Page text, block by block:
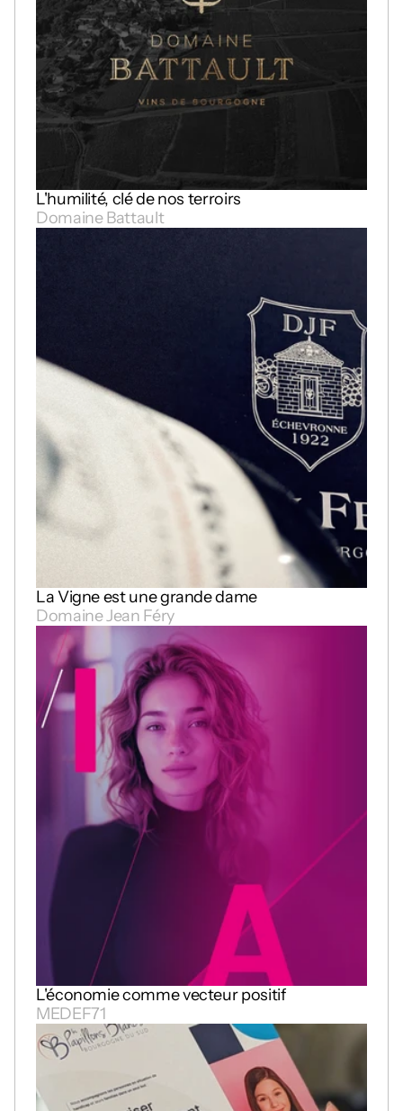
L'humilité, clé de nos terroirs
Domaine Battault
La Vigne est une grande dame
Domaine Jean Féry
L'économie comme vecteur positif
MEDEF71